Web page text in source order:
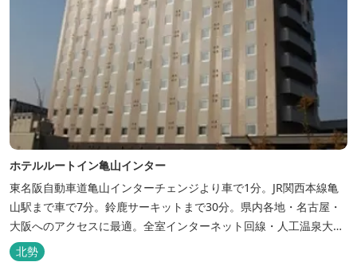
ホテルルートイン亀山インター
東名阪自動車道亀山インターチェンジより車で1分。JR関西本線亀
山駅まで車で7分。鈴鹿サーキットまで30分。県内各地・名古屋・
大阪へのアクセスに最適。全室インターネット回線・人工温泉大浴
場・無料平面駐車場89台完備。
北勢